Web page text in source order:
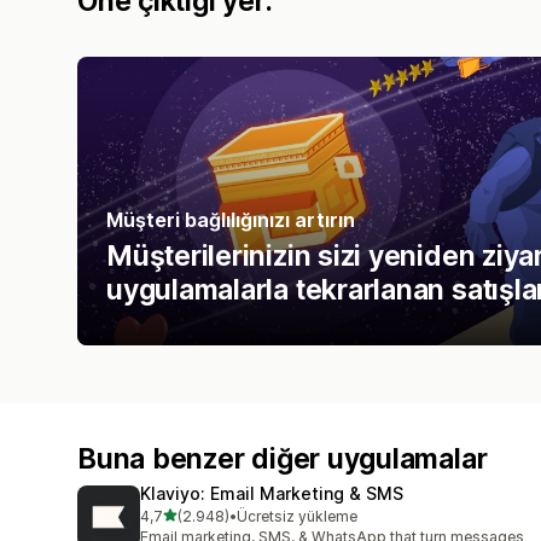
Müşteri bağlılığınızı artırın
Müşterilerinizin sizi yeniden
uygulamalarla tekrarlanan
Buna benzer diğer uygulamalar
Klaviyo: Email Marketing & SMS
4,75 yıldız üzerinden
(2.948)
toplam 2948 değerlendirme
•Ücretsiz yükleme
Email marketing, SMS, & WhatsApp that turn messages